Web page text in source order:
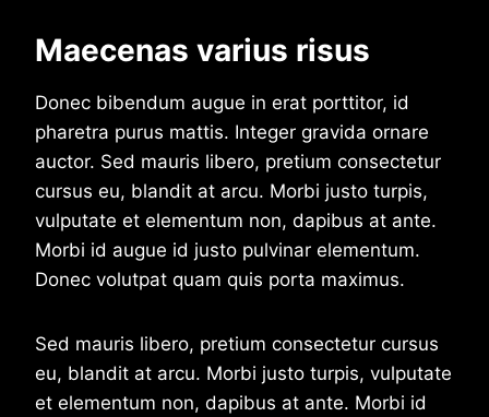
Maecenas varius risus
Donec bibendum augue in erat porttitor, id
pharetra purus mattis. Integer gravida ornare
auctor. Sed mauris libero, pretium consectetur
cursus eu, blandit at arcu. Morbi justo turpis,
vulputate et elementum non, dapibus at ante.
Morbi id augue id justo pulvinar elementum.
Donec volutpat quam quis porta maximus.
Sed mauris libero, pretium consectetur cursus
eu, blandit at arcu. Morbi justo turpis, vulputate
et elementum non, dapibus at ante. Morbi id